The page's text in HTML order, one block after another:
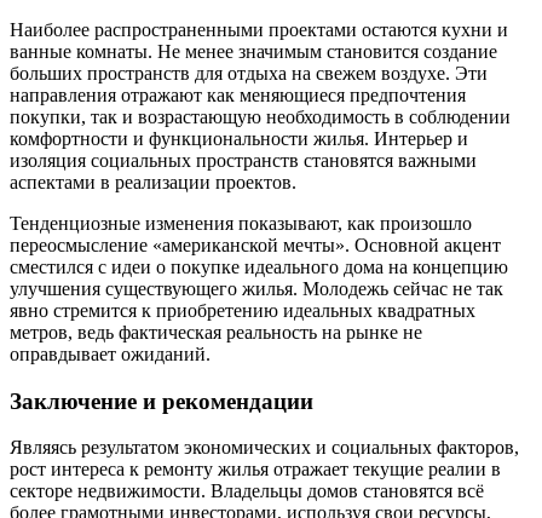
Наиболее распространенными проектами остаются кухни и
ванные комнаты. Не менее значимым становится создание
больших пространств для отдыха на свежем воздухе. Эти
направления отражают как меняющиеся предпочтения
покупки, так и возрастающую необходимость в соблюдении
комфортности и функциональности жилья. Интерьер и
изоляция социальных пространств становятся важными
аспектами в реализации проектов.
Тенденциозные изменения показывают, как произошло
переосмысление «американской мечты». Основной акцент
сместился с идеи о покупке идеального дома на концепцию
улучшения существующего жилья. Молодежь сейчас не так
явно стремится к приобретению идеальных квадратных
метров, ведь фактическая реальность на рынке не
оправдывает ожиданий.
Заключение и рекомендации
Являясь результатом экономических и социальных факторов,
рост интереса к ремонту жилья отражает текущие реалии в
секторе недвижимости. Владельцы домов становятся всё
более грамотными инвесторами, используя свои ресурсы,